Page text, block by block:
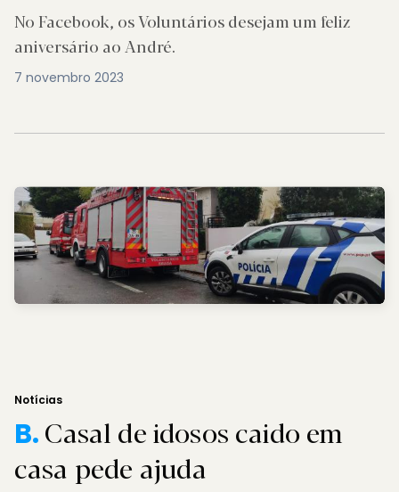
No Facebook, os Voluntários desejam um feliz
aniversário ao André.
7 novembro 2023
Notícias
B.Casal de idosos caido em
casa pede ajuda